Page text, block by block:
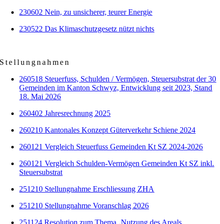
230602 Nein, zu unsicherer, teurer Energie
230522 Das Klimaschutzgesetz nützt nichts
Stellungnahmen
260518 Steuerfuss, Schulden / Vermögen, Steuersubstrat der 30
Gemeinden im Kanton Schwyz, Entwicklung seit 2023, Stand
18. Mai 2026
260402 Jahresrechnung 2025
260210 Kantonales Konzept Güterverkehr Schiene 2024
260121 Vergleich Steuerfuss Gemeinden Kt SZ 2024-2026
260121 Vergleich Schulden-Vermögen Gemeinden Kt SZ inkl.
Steuersubstrat
251210 Stellungnahme Erschliessung ZHA
251210 Stellungnahme Voranschlag 2026
251124 Resolution zum Thema ‚Nutzung des Areals